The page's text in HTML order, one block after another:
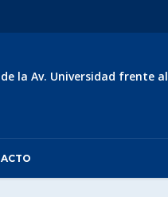
la Av. Universidad frente al